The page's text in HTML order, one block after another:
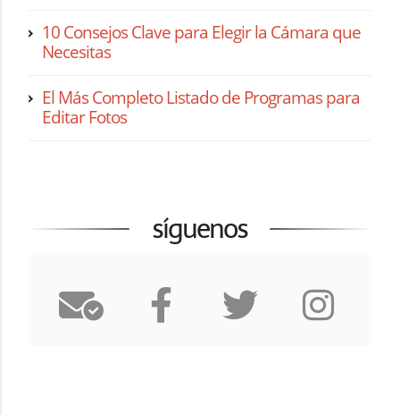
10 Consejos Clave para Elegir la Cámara que
Necesitas
El Más Completo Listado de Programas para
Editar Fotos
síguenos